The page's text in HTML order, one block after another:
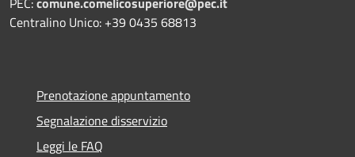
Centralino Unico: +39 0435 68813
Prenotazione appuntamento
Segnalazione disservizio
Leggi le FAQ